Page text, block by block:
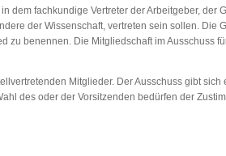
dem fachkundige Vertreter der Arbeitgeber, der
der Wissenschaft, vertreten sein sollen. Die
zu benennen. Die Mitgliedschaft im Ausschuss
Mitglieder. Der Ausschuss gibt sich
des oder der Vorsitzenden bedürfen der